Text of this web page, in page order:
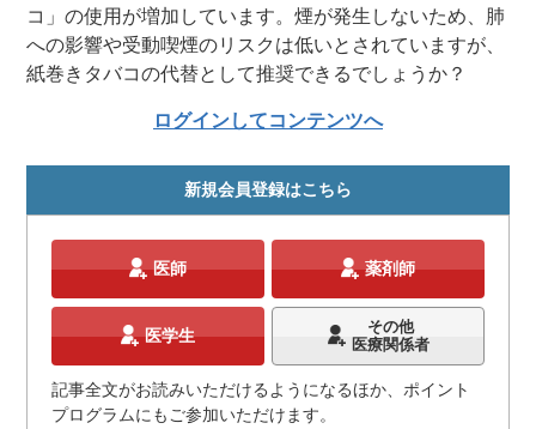
コ」の使用が増加しています。煙が発生しないため、肺
への影響や受動喫煙のリスクは低いとされていますが、
紙巻きタバコの代替として推奨できるでしょうか？
ログインしてコンテンツへ
新規会員登録はこちら
医師 薬剤師
医学生
その他
医療関係者
記事全文がお読みいただけるようになるほか、ポイント
プログラムにもご参加いただけます。